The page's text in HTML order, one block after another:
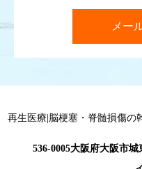
メー
再生医療|脳梗塞・脊髄損傷の
536-0005大阪府大阪市